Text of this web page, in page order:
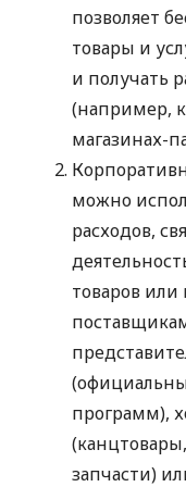
позволяет
товары и
и получать
(например,
магазинах-
можно
расходов,
товаров
программ),
запчасти)